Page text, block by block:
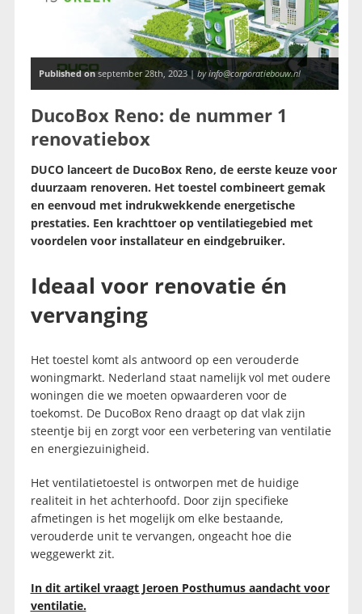
Published onseptember 28th, 2023 | by info@corporatiebouw.nl
DucoBox Reno: de nummer 1
renovatiebox
DUCO lanceert de DucoBox Reno, de eerste keuze voor
duurzaam renoveren. Het toestel combineert gemak
en eenvoud met indrukwekkende energetische
prestaties. Een krachttoer op ventilatiegebied met
voordelen voor installateur en eindgebruiker.
Ideaal voor renovatie én
vervanging
Het toestel komt als antwoord op een verouderde
woningmarkt. Nederland staat namelijk vol met oudere
woningen die we moeten opwaarderen voor de
toekomst. De DucoBox Reno draagt op dat vlak zijn
steentje bij en zorgt voor een verbetering van ventilatie
en energiezuinigheid.
Het ventilatietoestel is ontworpen met de huidige
realiteit in het achterhoofd. Door zijn specifieke
afmetingen is het mogelijk om elke bestaande,
verouderde unit te vervangen, ongeacht hoe die
weggewerkt zit.
In dit artikel vraagt Jeroen Posthumus aandacht voor
ventilatie.